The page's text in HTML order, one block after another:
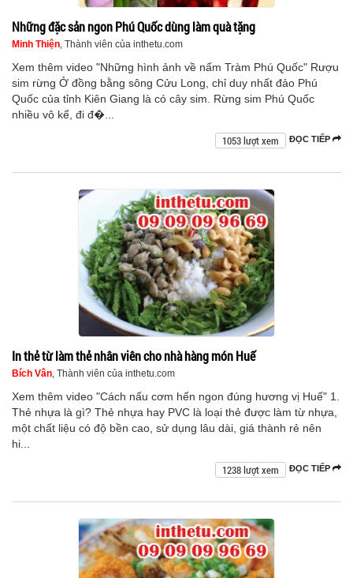
Những đặc sản ngon Phú Quốc dùng làm quà tặng
Minh Thiện, Thành viên của inthetu.com
Xem thêm video "Những hình ảnh về nấm Tràm Phú Quốc" Rượu
sim rừng Ở đồng bằng sông Cửu Long, chỉ duy nhất đảo Phú
Quốc của tỉnh Kiên Giang là có cây sim. Rừng sim Phú Quốc
nhiều vô kể, đi đ�...
ĐỌC TIẾP
1053 lượt xem
In thẻ từ làm thẻ nhân viên cho nhà hàng món Huế
Bích Vân, Thành viên của inthetu.com
Xem thêm video "Cách nấu cơm hến ngon đúng hương vị Huế" 1.
Thẻ nhựa là gì? Thẻ nhựa hay PVC là loại thẻ được làm từ nhựa,
một chất liệu có độ bền cao, sử dụng lâu dài, giá thành rẻ nên
hi...
ĐỌC TIẾP
1238 lượt xem